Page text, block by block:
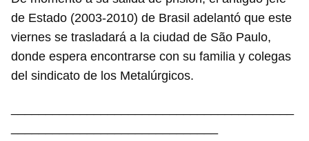
de Estado (2003-2010) de Brasil adelantó que este
viernes se trasladará a la ciudad de São Paulo,
donde espera encontrarse con su familia y colegas
del sindicato de los Metalúrgicos.